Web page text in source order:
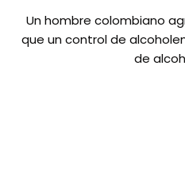
Un hombre colombiano
que un control de
de